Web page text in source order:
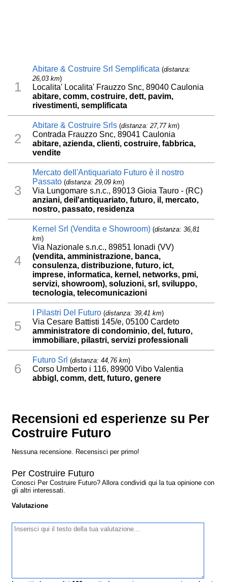
1
Abitare & Costruire Srl Semplificata (distanza:
26,03 km)
Localita' Localita' Frauzzo Snc, 89040 Caulonia
abitare, comm, costruire, dett, pavim,
rivestimenti, semplificata
2
Abitare & Costruire Srls (distanza: 27,77 km)
Contrada Frauzzo Snc, 89041 Caulonia
abitare, azienda, clienti, costruire, fabbrica,
vendite
3
Mercato deIl'Antiquariato Futuro è il nostro
Passato (distanza: 29,09 km)
Via Lungomare s.n.c., 89013 Gioia Tauro - (RC)
anziani, deil'antiquariato, futuro, il, mercato,
nostro, passato, residenza
4
Kernel Srl (Vendita e Showroom) (distanza: 36,81
km)
Via Nazionale s.n.c., 89851 Ionadi (VV)
(vendita, amministrazione, banca,
consulenza, distribuzione, futuro, ict,
imprese, informatica, kernel, networks, pmi,
servizi, showroom), soluzioni, srl, sviluppo,
tecnologia, telecomunicazioni
5
I Pilastri Del Futuro (distanza: 39,41 km)
Via Cesare Battisti 145/e, 05100 Cardeto
amministratore di condominio, del, futuro,
immobiliare, pilastri, servizi professionali
6
Futuro Srl (distanza: 44,76 km)
Corso Umberto i 116, 89900 Vibo Valentia
abbigl, comm, dett, futuro, genere
Recensioni ed esperienze su Per
Costruire Futuro
Nessuna recensione. Recensisci per primo!
Per Costruire Futuro
Conosci Per Costruire Futuro? Allora condividi qui la tua opinione con
gli altri interessati.
Valutazione